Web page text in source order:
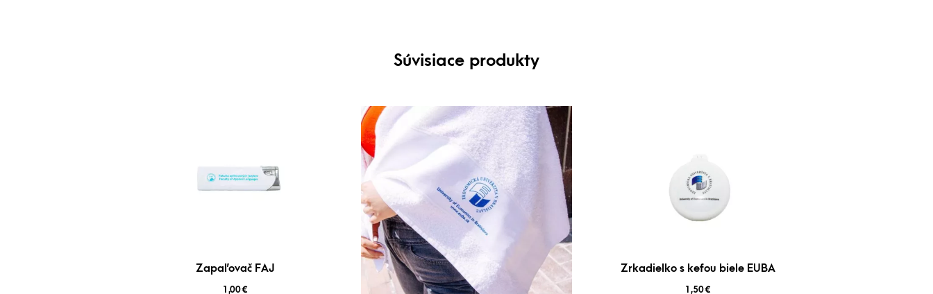
Súvisiace produkty
Zapaľovač FAJ
1,00€
Zrkadielko s kefou biele EUBA
1,50€